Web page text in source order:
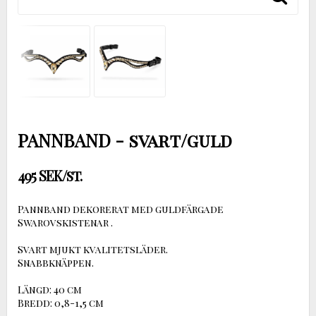
PANNBAND - svart/guld
495 SEK/st.
Pannband dekorerat med guldfärgade
Swarovskistenar .
Svart mjukt kvalitetsläder.
Snabbknäppen.
Längd: 40 cm
Bredd: 0,8-1,5 cm